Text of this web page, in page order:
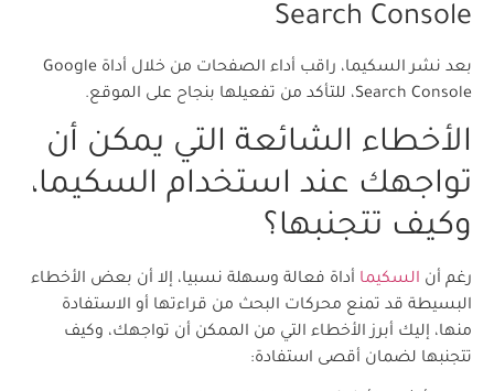
Search Console
بعد نشر السكيما، راقب أداء الصفحات من خلال أداة Google
Search Console، للتأكد من تفعيلها بنجاح على الموقع.
الأخطاء الشائعة التي يمكن أن
تواجهك عند استخدام السكيما،
وكيف تتجنبها؟
رغم أن السكيما أداة فعالة وسهلة نسبيا، إلا أن بعض الأخطاء
البسيطة قد تمنع محركات البحث من قراءتها أو الاستفادة
منها، إليك أبرز الأخطاء التي من الممكن أن تواجهك، وكيف
تتجنبها لضمان أقصى استفادة: